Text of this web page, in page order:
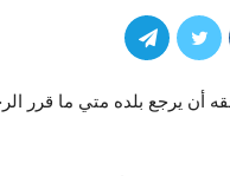
أن يرجع بلده متي ما قرر